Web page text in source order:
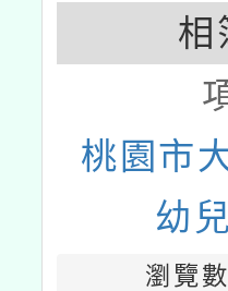
相
桃園市
幼
瀏覽